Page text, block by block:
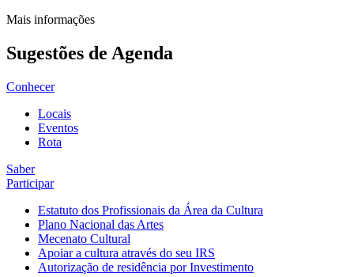
Mais informações
Sugestões de Agenda
Conhecer
Locais
Eventos
Rota
Saber
Participar
Estatuto dos Profissionais da Área da Cultura
Plano Nacional das Artes
Mecenato Cultural
Apoiar a cultura através do seu IRS
Autorização de residência por Investimento